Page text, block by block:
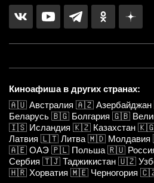
Киноафиша в других странах:
🇦🇺 Австралия 🇦🇿 Азербайджан
Беларусь 🇧🇬 Болгария 🇬🇧
🇮🇸 Исландия 🇰🇿 Казахстан
Латвия 🇱🇹 Литва 🇲🇩 Молдавия
🇦🇪 ОАЭ 🇵🇱 Польша 🇷🇺
Сербия 🇹🇯 Таджикистан 🇺🇿
🇭🇷 Хорватия 🇲🇪 Черногория